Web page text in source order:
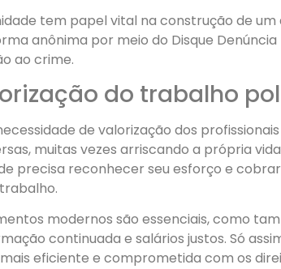
tem papel vital na construção de um
anônima por meio do Disque Denúncia
ao crime.
do trabalho
de valorização dos
muitas vezes arriscando a própria
precisa reconhecer seu esforço e
modernos são essenciais, como
continuada e salários justos. Só
eficiente e comprometida com os